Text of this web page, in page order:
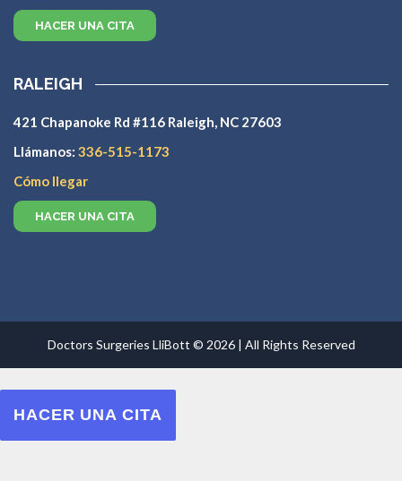
HACER UNA CITA
RALEIGH
421 Chapanoke Rd #116 Raleigh, NC 27603
Llámanos: 336-515-1173
Cómo llegar
HACER UNA CITA
Doctors Surgeries LliBott © 2026 | All Rights Reserved
HACER UNA CITA